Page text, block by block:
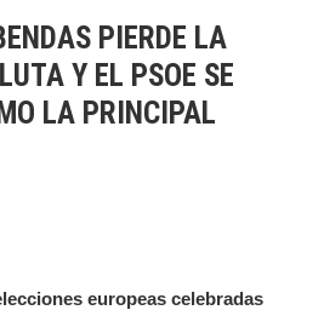
PIERDE LA
Y EL PSOE SE
LA PRINCIPAL
europeas celebradas